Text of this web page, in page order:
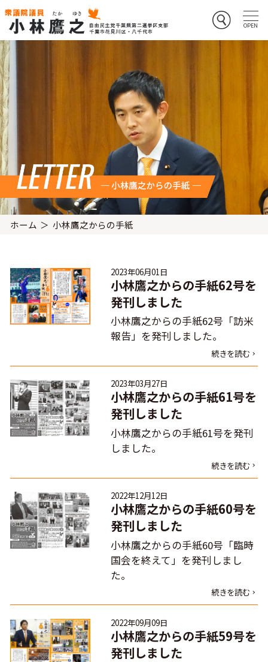
ホーム 小林鷹之からの手紙
2023年06月01日
小林鷹之からの手紙62号を
発刊しました
小林鷹之からの手紙62号「訪米
報告」を発刊しました。
続きを読む
2023年03月27日
小林鷹之からの手紙61号を
発刊しました
小林鷹之からの手紙61号を発刊
しました。
続きを読む
2022年12月12日
小林鷹之からの手紙60号を
発刊しました
小林鷹之からの手紙60号「臨時
国会を終えて」を発刊しまし
た。
続きを読む
2022年09月09日
小林鷹之からの手紙59号を
発刊しました